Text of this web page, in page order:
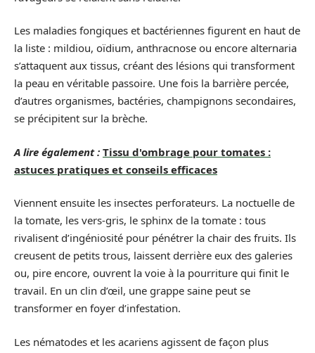
Les maladies fongiques et bactériennes figurent en haut de
la liste : mildiou, oïdium, anthracnose ou encore alternaria
s’attaquent aux tissus, créant des lésions qui transforment
la peau en véritable passoire. Une fois la barrière percée,
d’autres organismes, bactéries, champignons secondaires,
se précipitent sur la brèche.
A lire également : Tissu d'ombrage pour tomates :
astuces pratiques et conseils efficaces
Viennent ensuite les insectes perforateurs. La noctuelle de
la tomate, les vers-gris, le sphinx de la tomate : tous
rivalisent d’ingéniosité pour pénétrer la chair des fruits. Ils
creusent de petits trous, laissent derrière eux des galeries
ou, pire encore, ouvrent la voie à la pourriture qui finit le
travail. En un clin d’œil, une grappe saine peut se
transformer en foyer d’infestation.
Les nématodes et les acariens agissent de façon plus